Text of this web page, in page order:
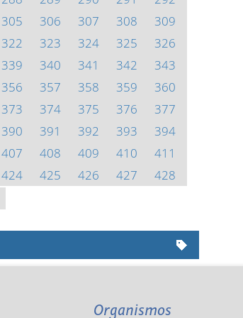
305 306 307 308
309
322 323 324 325
326
339 340 341 342
343
356 357 358 359
360
373 374 375 376
377
390 391 392 393
394
407 408 409 410
411
424 425 426 427
428
Organismos